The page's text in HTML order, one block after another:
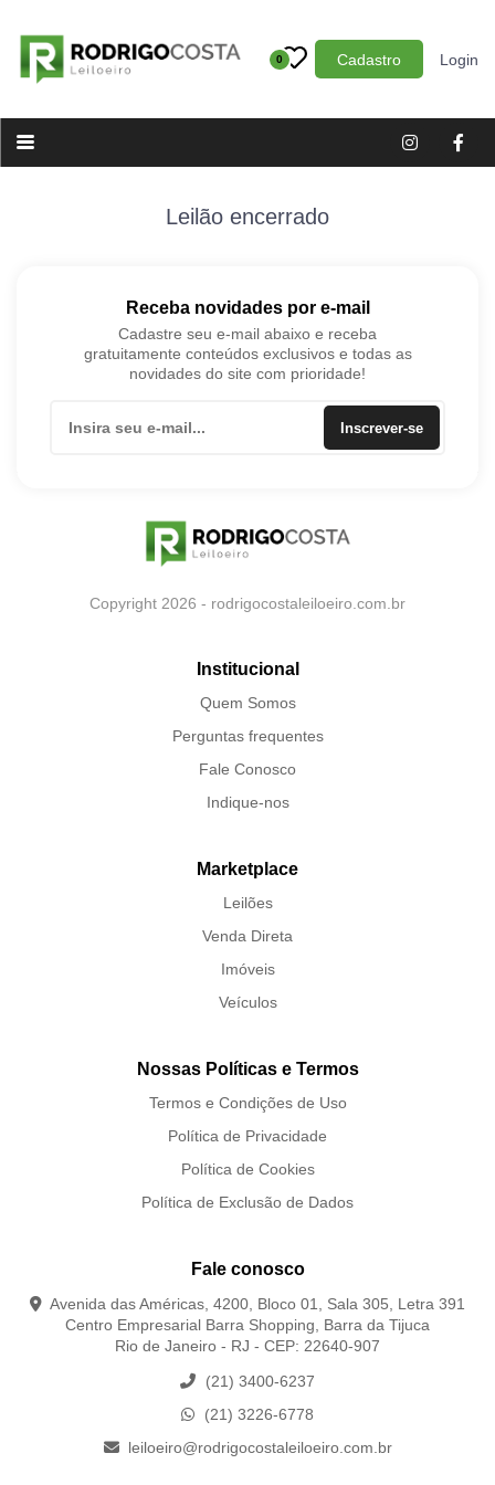
0 Cadastro Login
Categoria
Imóveis
Leilão encerrado
Receba novidades por e-mail
Cadastre seu e-mail abaixo e receba
gratuitamente conteúdos exclusivos e todas as
novidades do site com prioridade!
Inscrever-se
Copyright 2026 - rodrigocostaleiloeiro.com.br
Institucional
Quem Somos
Perguntas frequentes
Fale Conosco
Indique-nos
Marketplace
Leilões
Venda Direta
Imóveis
Veículos
Nossas Políticas e Termos
Termos e Condições de Uso
Política de Privacidade
Política de Cookies
Política de Exclusão de Dados
Fale conosco
Avenida das Américas, 4200, Bloco 01, Sala 305, Letra 391
Centro Empresarial Barra Shopping, Barra da Tijuca
Rio de Janeiro - RJ - CEP: 22640-907
(21) 3400-6237
(21) 3226-6778
leiloeiro@rodrigocostaleiloeiro.com.br